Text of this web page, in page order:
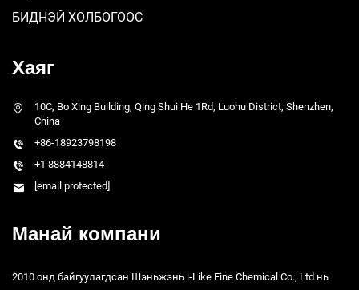
БИДНЭЙ ХОЛБОГООС
Хаяг
10C, Bo Xing Building, Qing Shui He 1Rd, Luohu District, Shenzhen,
China
+86-18923798198
+1 8884148814
[email protected]
Манай компани
2010 онд байгуулагдсан Шэньжэнь i-Like Fine Chemical Co., Ltd нь